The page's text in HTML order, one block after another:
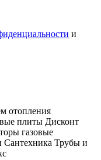
и
отопления
плиты Дисконт
газовые
Сантехника Трубы и